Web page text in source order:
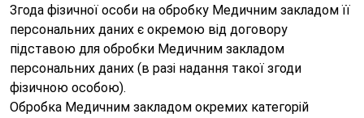
Згода фізичної особи на обробку Медичним закладом її
персональних даних є окремою від договору
підставою для обробки Медичним закладом
персональних даних (в разі надання такої згоди
фізичною особою).
Обробка Медичним закладом окремих категорій